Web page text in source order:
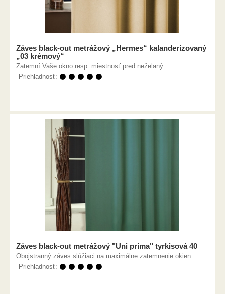
Záves black-out metrážový „Hermes“ kalanderizovaný
„03 krémový“
Zatemní Vaše okno resp. miestnosť pred neželaný ...
Priehladnosť: ⚫ ⚫ ⚫ ⚫ ⚫
Záves black-out metrážový "Uni prima" tyrkisová 40
Obojstranný záves slúžiaci na maximálne zatemnenie okien.
Priehladnosť: ⚫ ⚫ ⚫ ⚫ ⚫